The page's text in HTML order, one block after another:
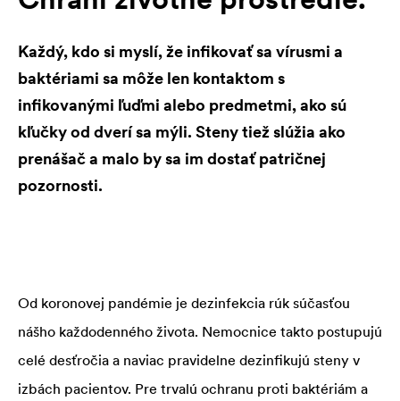
Každý, kdo si myslí, že infikovať sa vírusmi a
baktériami sa môže len kontaktom s
infikovanými ľuďmi alebo predmetmi, ako sú
kľučky od dverí sa mýli. Steny tiež slúžia ako
prenášač a malo by sa im dostať patričnej
pozornosti.
Od koronovej pandémie je dezinfekcia rúk súčasťou
nášho každodenného života. Nemocnice takto postupujú
celé desťročia a naviac pravidelne dezinfikujú steny v
izbách pacientov. Pre trvalú ochranu proti baktériám a